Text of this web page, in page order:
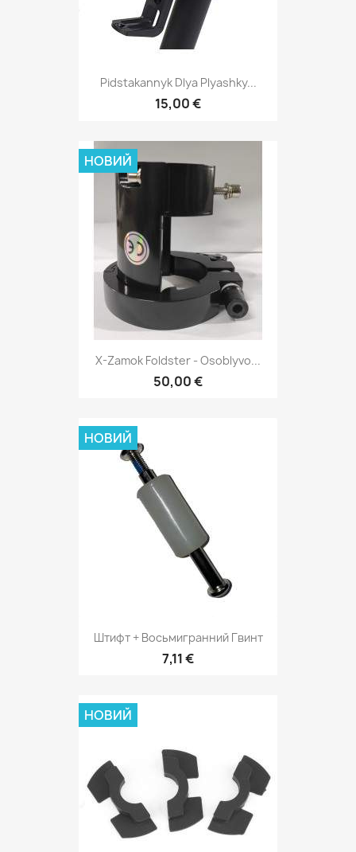
Pidstakannyk Dlya Plyashky...
15,00 €
X-Zamok Foldster - Osoblyvo...
50,00 €
НОВИЙ
Штифт + Восьмигранний Гвинт
7,11 €
НОВИЙ
НОВИЙ